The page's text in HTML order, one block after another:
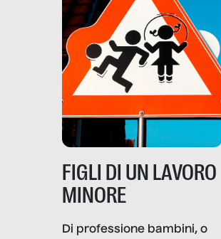
economica: diventa nitida
soprattutto nei luoghi di
frattura. Questo reportage
nasce dall’idea che guerre
e crisi penetrino nel tessuto
più intimo delle società per
alterarne le molecole
professionali – e, attraverso
esse, il senso stesso della
economica, la piramide del
lavoro rovescia la sua
gravità.
FIGLI DI UN LAVORO
MINORE
Di professione bambini, o